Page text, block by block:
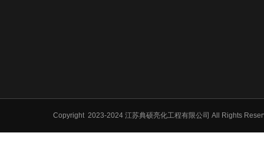
Copyright 2023-2024 江苏典硕亮化工程有限公司 All Rights